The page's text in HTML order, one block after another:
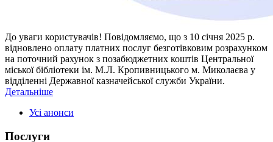
До уваги користувачів! Повідомляємо, що з 10 січня 2025 р.
відновлено оплату платних послуг безготівковим розрахунком
на поточний рахунок з позабюджетних коштів Центральної
міської бібліотеки ім. М.Л. Кропивницького м. Миколаєва у
відділенні Державної казначейської служби України.
Детальніше
Усі анонси
Послуги